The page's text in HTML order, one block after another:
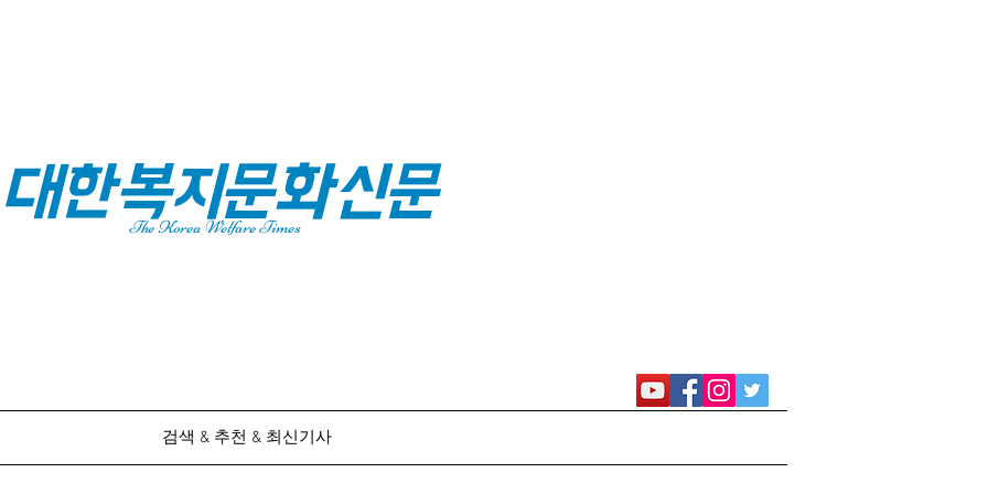
대한복지문화신문
The Korea Welfare Times
검색 & 추천 & 최신기사